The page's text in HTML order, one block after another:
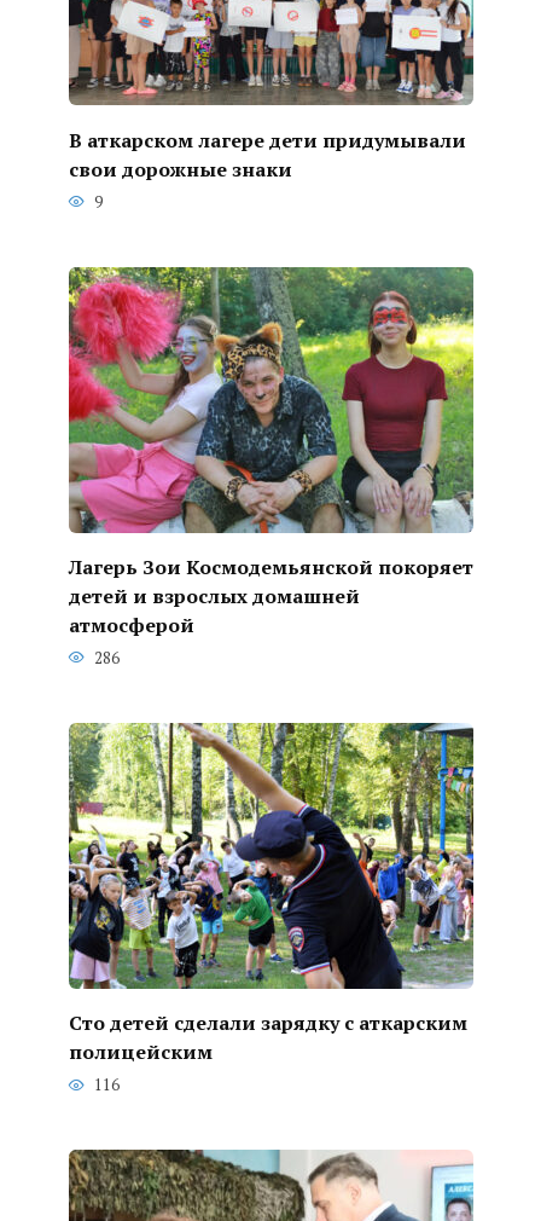
В аткарском лагере дети придумывали
свои дорожные знаки
9
Лагерь Зои Космодемьянской покоряет
детей и взрослых домашней
атмосферой
286
Сто детей сделали зарядку с аткарским
полицейским
116